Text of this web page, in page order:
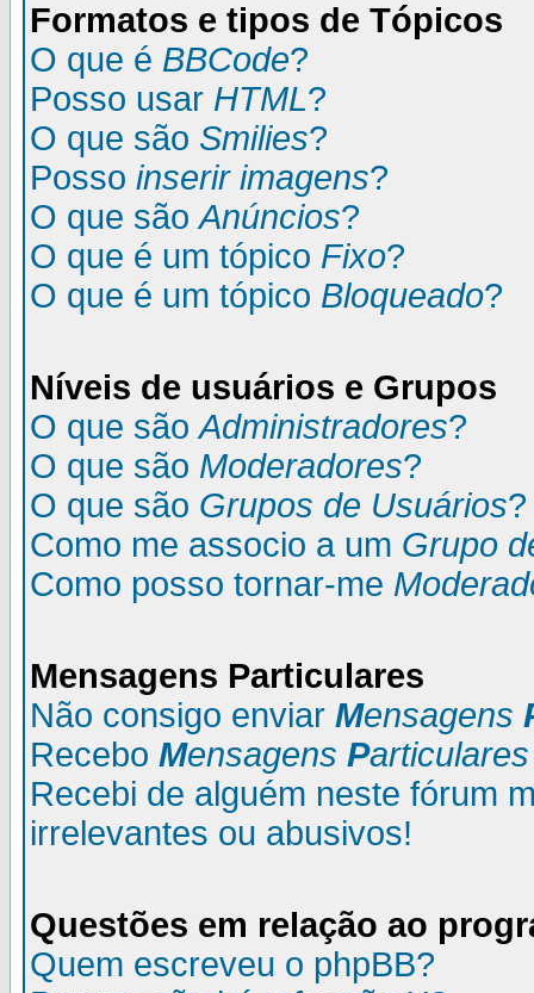
Formatos e tipos de Tópicos
O que é BBCode?
Posso usar HTML?
O que são Smilies?
Posso inserir imagens?
O que sãoAnúncios?
O que é um tópico Fixo?
O que é um tópico Bloqueado?
Níveis de usuários e Grupos
O que sãoAdministradores?
O que são Moderadores?
O que são Grupos de Usuários?
Como me associo a um Grupo
Como posso tornar-me
Mensagens Particulares
Não consigo enviar Mensagens
Recebo Mensagens Particulares
Recebi de alguém neste fórum
irrelevantes ou abusivos!
Questões em relação ao
Quem escreveu o phpBB?